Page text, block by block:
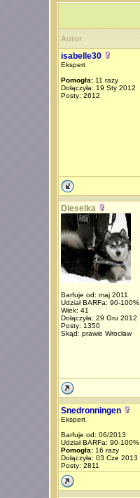
Autor
isabelle30
Ekspert
Pomogła:11 razy
Dołączyła: 19 Sty 2012
Posty: 2612
Dieselka
Barfuje od: maj 2011
Udział BARFa: 90-100%
Wiek: 41
Dołączyła: 29 Gru 2012
Posty: 1350
Skąd: prawie Wrocław
Snedronningen
Ekspert
Barfuje od: 06/2013
Udział BARFa: 90-100%
Pomogła:16 razy
Dołączyła: 03 Cze 2013
Posty: 2811